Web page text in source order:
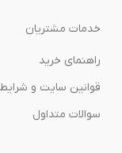
خدمات مشتریان
راهنمای خرید
قوانین سایت و
سوالات متداول